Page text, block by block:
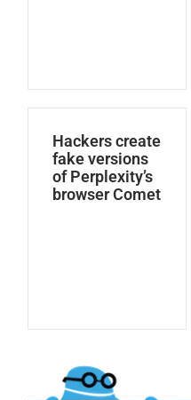
Hackers create
fake versions
of Perplexity’s
browser Comet